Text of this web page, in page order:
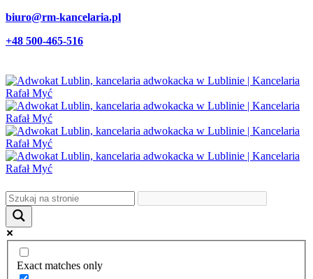
biuro@rm-kancelaria.pl
+48 500-465-516
Exact matches only